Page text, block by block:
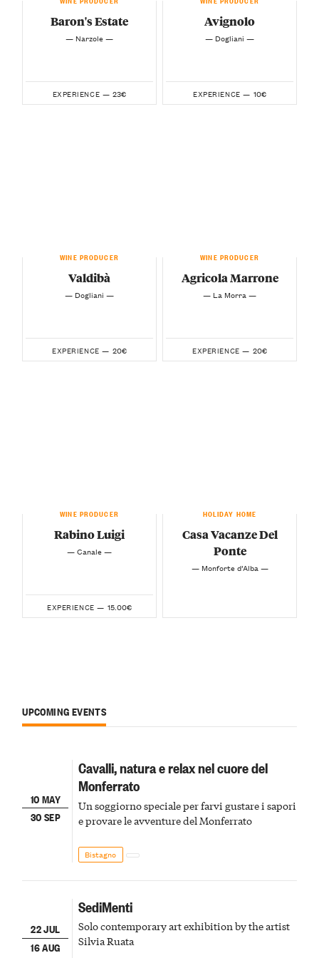
Baron's Estate
— Narzole —
EXPERIENCE — 23€
Avignolo
— Dogliani —
EXPERIENCE — 10€
WINE PRODUCER
Valdibà
— Dogliani —
EXPERIENCE — 20€
WINE PRODUCER
Agricola Marrone
— La Morra —
EXPERIENCE — 20€
WINE PRODUCER
Rabino Luigi
— Canale —
EXPERIENCE — 15.00€
HOLIDAY HOME
Casa Vacanze Del
Ponte
— Monforte d’Alba —
UPCOMING EVENTS
10 MAY
30 SEP
Cavalli, natura e relax nel cuore del
Monferrato
Un soggiorno speciale per farvi gustare i sapori
e provare le avventure del Monferrato
Bistagno
22 JUL
16 AUG
SediMenti
Solo contemporary art exhibition by the artist
Silvia Ruata